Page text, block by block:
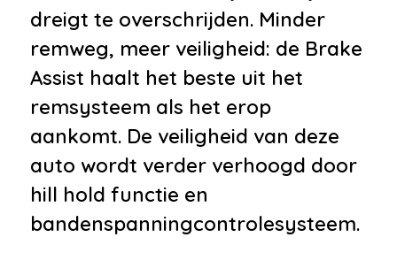
•Stuurbekrachtiging
snelheidsafhankelijk
•Stuur verstelbaar
•Stuurwiel verwarmd
•Voorstoelen in hoogte
verstelbaar
Veiligheid
•Alarmsysteem
dreigt te overschrijden. Minder
remweg, meer veiligheid: de Brake
Assist haalt het beste uit het
remsysteem als het erop
aankomt. De veiligheid van deze
auto wordt verder verhoogd door
hill hold functie en
bandenspanningcontrolesysteem.